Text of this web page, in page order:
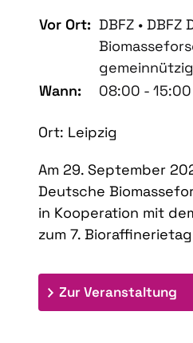
Vor Ort: DBFZ •
Wann:
08:00 - 15:00
Ort: Leipzig
Am 29. September
Deutsche
in Kooperation mit
zum 7.
Zur Veranstaltung